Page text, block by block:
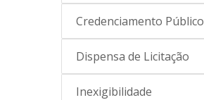
Credenciamento Público
Dispensa de Licitação
Inexigibilidade